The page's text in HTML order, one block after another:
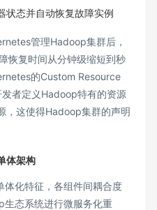
状态并自动恢复故障实例
管理Hadoop集群后，
恢复时间从分钟级缩短到秒
的Custom Resource
者定义Hadoop特有的资源
这使得Hadoop集群的声明
体架构
化特征，各组件间耦合度
态系统进行微服务化重